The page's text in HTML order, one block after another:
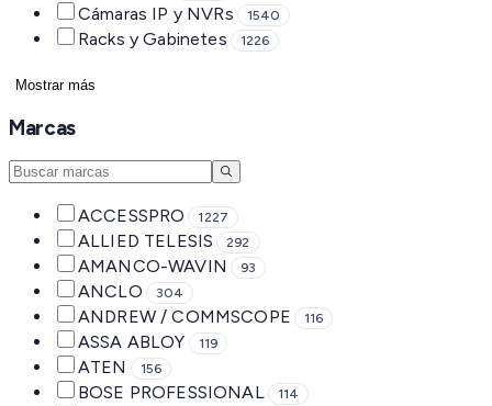
Cámaras IP y NVRs 1540
Racks y Gabinetes 1226
Mostrar más
Marcas
ACCESSPRO 1227
ALLIED TELESIS 292
AMANCO-WAVIN 93
ANCLO 304
ANDREW / COMMSCOPE 116
ASSA ABLOY 119
ATEN 156
BOSE PROFESSIONAL 114